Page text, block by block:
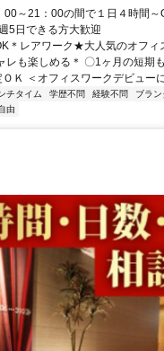
00～21：00の間で１日４時間～
5日できる方大歓迎
＊レアワーク★大人気のオフィ
レも楽しめる＊ 〇1ヶ月の短期
Ｋ ＜オフィスワークデビュー
チタイム 学歴不問 経験不問 ブラ
由